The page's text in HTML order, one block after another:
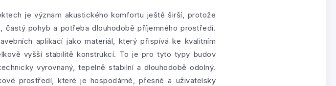
je význam akustického komfortu ještě širší, protože
pohyb a potřeba dlouhodobě příjemného prostředí.
aplikací jako materiál, který přispívá ke kvalitním
vyšší stabilitě konstrukcí. To je pro tyto typy budov
vyrovnaný, tepelně stabilní a dlouhodobě odolný.
prostředí, které je hospodárné, přesné a uživatelsky